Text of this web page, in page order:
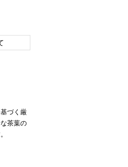
づく厳
茶葉の